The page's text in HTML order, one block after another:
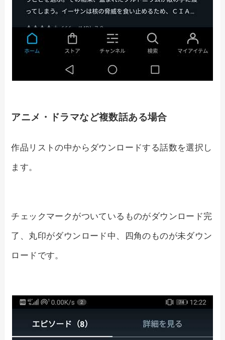
アニメ・ドラマなど複数話ある場合
作品リストの中からダウンロードする話数を選択し
ます。
チェックマークがついているものがダウンロード完
了、丸印がダウンロード中、四角のものが未ダウン
ロードです。